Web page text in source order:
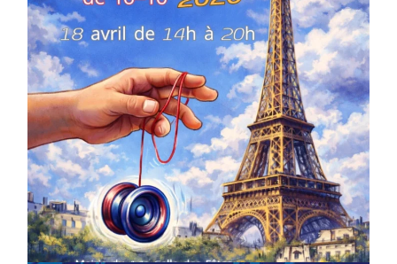
COMPÉTITIONS CULTURE EN FAMILLE JEUNESSE & SPORTS
Championnat de France de la FYYA
le 18 avril – Paris 14e
On18/03/2026byWebmaster2Risi